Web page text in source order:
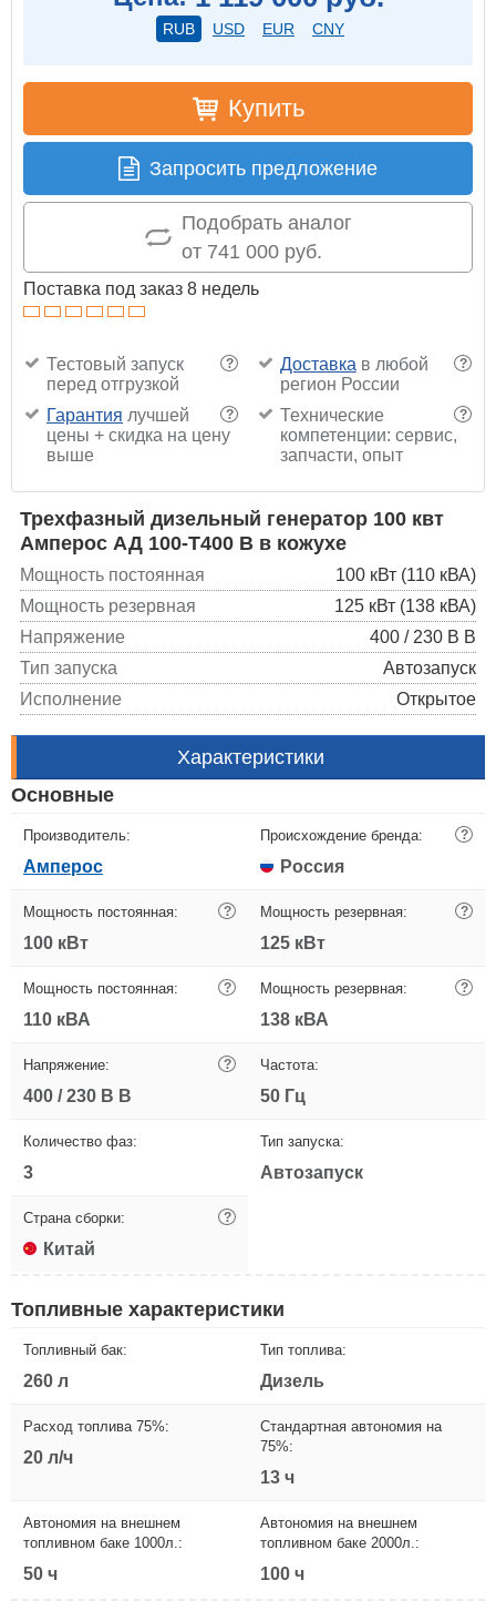
RUB USD EUR CNY
Купить
Запросить предложение
Подобрать аналог
от 741 000 руб.
Поставка под заказ 8 недель
?
Тестовый запуск
перед отгрузкой
?
Доставка в любой
регион России
?
Гарантия лучшей
цены + скидка на цену
выше
?
Технические
компетенции: сервис,
запчасти, опыт
Трехфазный дизельный генератор 100 квт
Амперос АД 100-Т400 B в кожухе
Мощность постоянная
100 кВт (110 кВА)
Мощность резервная
125 кВт (138 кВА)
Напряжение
400 / 230 В В
Тип запуска
Автозапуск
Исполнение
Открытое
Характеристики
Основные
Производитель:
Амперос
Происхождение бренда: ?
Россия
Мощность постоянная: ?
100 кВт
Мощность резервная: ?
125 кВт
Мощность постоянная: ?
110 кВА
Мощность резервная: ?
138 кВА
Напряжение: ?
400 / 230 В В
Частота:
50 Гц
Количество фаз:
3
Тип запуска:
Автозапуск
Страна сборки: ?
Китай
Топливные характеристики
Топливный бак:
260 л
Тип топлива:
Дизель
Расход топлива 75%:
20 л/ч
Стандартная автономия на
75%:
13 ч
Автономия на внешнем
топливном баке 1000л.:
50 ч
Автономия на внешнем
топливном баке 2000л.:
100 ч